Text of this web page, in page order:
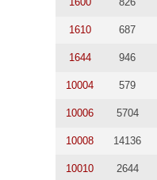
1610 687
1644 946
10004 579
10006 5704
10008 14136
10010 2644